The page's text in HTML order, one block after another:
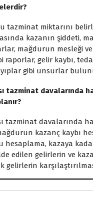
tazminat miktarını
kazanın şiddeti,
mağdurun mesleği
raporlar, gelir kaybı,
gibi unsurlar
tazminat davalarında
tazminat davalarında
kazanç kaybı
hesaplama, kazaya
edilen gelirlerin ve
gelirlerin